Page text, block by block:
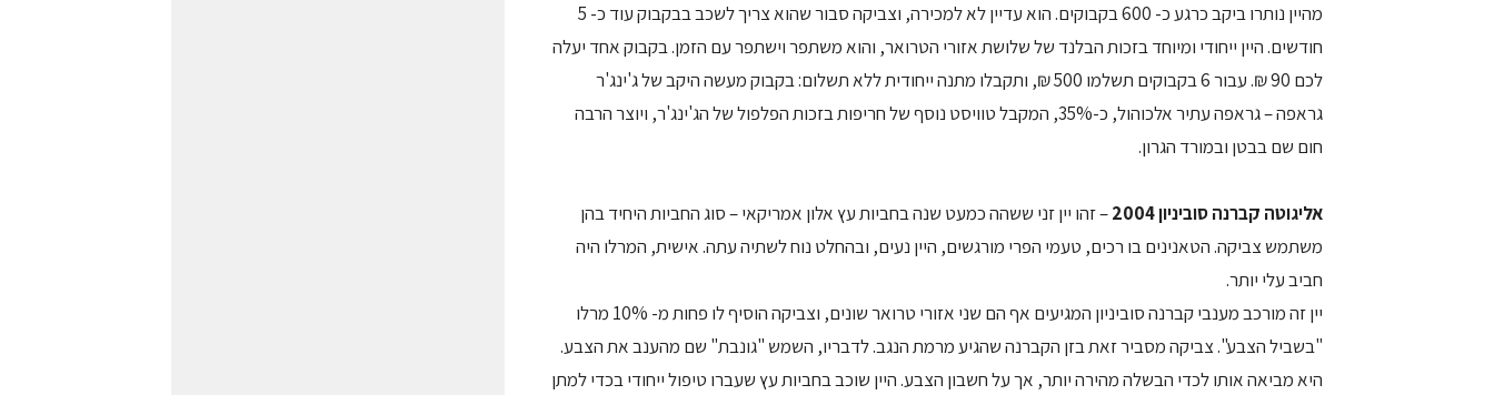
מהיין נותרו ביקב כרגע כ- 600 בקבוקים. הוא עדיין לא למכירה, וצביקה סבור שהוא צריך לשכב בבקבוק עוד כ- 5
חודשים. היין ייחודי ומיוחד בזכות הבלנד של שלושת אזורי הטרואר, והוא משתפר וישתפר עם הזמן. בקבוק אחד יעלה
לכם 90 ₪. עבור 6 בקבוקים תשלמו 500 ₪, ותקבלו מתנה ייחודית ללא תשלום: בקבוק מעשה היקב של ג'ינג'ר
גראפה – גראפה עתיר אלכוהול, כ-35%, המקבל טוויסט נוסף של חריפות בזכות הפלפול של הג'ינג'ר, ויוצר הרבה
חום שם בבטן ובמורד הגרון.
אליגוטה קברנה סוביניון 2004
– זהו יין זני ששהה כמעט שנה בחביות עץ אלון אמריקאי – סוג החביות היחיד בהן
משתמש צביקה. הטאנינים בו רכים, טעמי הפרי מורגשים, היין נעים, ובהחלט נוח לשתיה עתה. אישית, המרלו היה
חביב עלי יותר.
יין זה מורכב מענבי קברנה סוביניון המגיעים אף הם שני אזורי טרואר שונים, וצביקה הוסיף לו פחות מ- 10% מרלו
"בשביל הצבע". צביקה מסביר זאת בזן הקברנה שהגיע מרמת הנגב. לדבריו, השמש "גונבת" שם מהענב את הצבע.
היא מביאה אותו לכדי הבשלה מהירה יותר, אך על חשבון הצבע. היין שוכב בחביות עץ שעברו טיפול ייחודי בכדי למתן